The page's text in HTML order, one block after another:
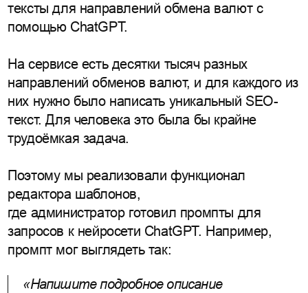
тексты для направлений обмена валют с
помощью ChatGPT.
На сервисе есть десятки тысяч разных
направлений обменов валют, и для каждого из
них нужно было написать уникальный SEO-
текст. Для человека это была бы крайне
трудоёмкая задача.
Поэтому мы реализовали функционал
редактора шаблонов,
где администратор готовил промпты для
запросов к нейросети ChatGPT. Например,
промпт мог выглядеть так:
«Напишите подробное описание